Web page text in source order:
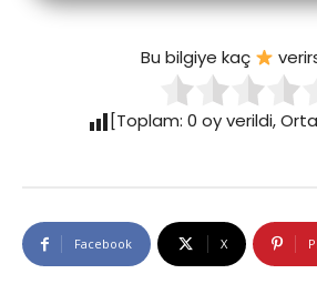
Bu bilgiye kaç
[Toplam:0 oy verildi,
Facebook X